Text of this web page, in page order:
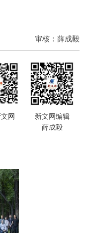
审核：薛成毅
网
新文网编辑
薛成毅